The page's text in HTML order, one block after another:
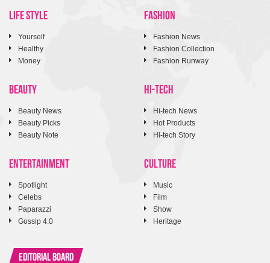
LIFE STYLE
Yourself
Healthy
Money
FASHION
Fashion News
Fashion Collection
Fashion Runway
BEAUTY
Beauty News
Beauty Picks
Beauty Note
HI-TECH
Hi-tech News
Hot Products
Hi-tech Story
ENTERTAINMENT
Spotlight
Celebs
Paparazzi
Gossip 4.0
CULTURE
Music
Film
Show
Heritage
Editorial Board